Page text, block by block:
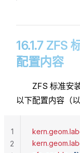
16.1.7 ZFS
配置内容
ZFS 标准安
以下配置内容（
1
2